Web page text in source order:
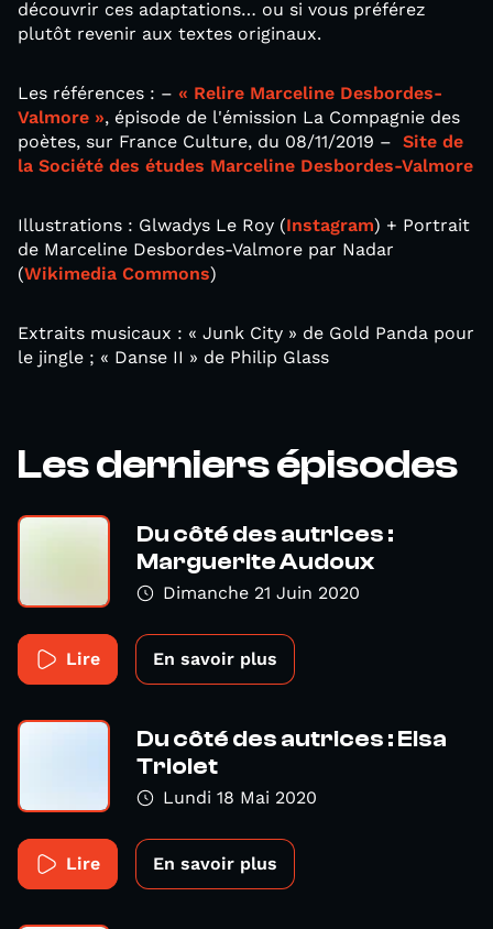
découvrir ces adaptations… ou si vous préférez
plutôt revenir aux textes originaux.
Les références : – « Relire Marceline Desbordes-
Valmore », épisode de l'émission La Compagnie des
poètes, sur France Culture, du 08/11/2019 – Site de
la Société des études Marceline Desbordes-Valmore
Illustrations : Glwadys Le Roy (Instagram) + Portrait
de Marceline Desbordes-Valmore par Nadar
(Wikimedia Commons)
Extraits musicaux : « Junk City » de Gold Panda pour
le jingle ; « Danse II » de Philip Glass
Les derniers épisodes
Du côté des autrices :
Marguerite Audoux
Dimanche 21 Juin 2020
Lire En savoir plus
Du côté des autrices : Elsa
Triolet
Lundi 18 Mai 2020
Lire En savoir plus